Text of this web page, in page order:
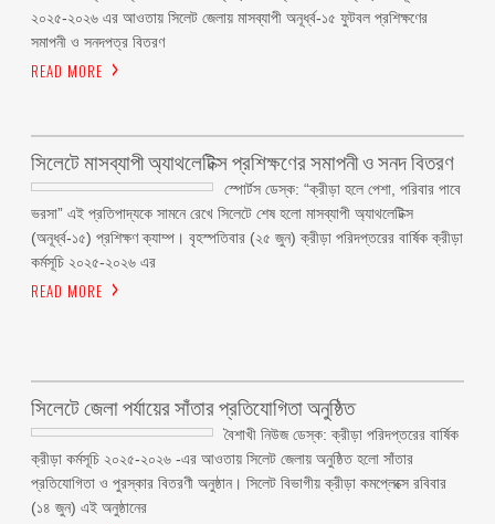
২০২৫-২০২৬ এর আওতায় সিলেট জেলায় মাসব্যাপী অনূর্ধ্ব-১৫ ফুটবল প্রশিক্ষণের
সমাপনী ও সনদপত্র বিতরণ
READ MORE
সিলেটে মাসব্যাপী অ্যাথলেটিক্স প্রশিক্ষণের সমাপনী ও সনদ বিতরণ
স্পোর্টস ডেস্ক: “ক্রীড়া হলে পেশা, পরিবার পাবে
ভরসা” এই প্রতিপাদ্যকে সামনে রেখে সিলেটে শেষ হলো মাসব্যাপী অ্যাথলেটিক্স
(অনূর্ধ্ব-১৫) প্রশিক্ষণ ক্যাম্প। বৃহস্পতিবার (২৫ জুন) ক্রীড়া পরিদপ্তরের বার্ষিক ক্রীড়া
কর্মসূচি ২০২৫-২০২৬ এর
READ MORE
সিলেটে জেলা পর্যায়ের সাঁতার প্রতিযোগিতা অনুষ্ঠিত
বৈশাখী নিউজ ডেস্ক: ক্রীড়া পরিদপ্তরের বার্ষিক
ক্রীড়া কর্মসূচি ২০২৫-২০২৬ -এর আওতায় সিলেট জেলায় অনুষ্ঠিত হলো সাঁতার
প্রতিযোগিতা ও পুরস্কার বিতরণী অনুষ্ঠান। সিলেট বিভাগীয় ক্রীড়া কমপ্লেক্সে রবিবার
(১৪ জুন) এই অনুষ্ঠানের